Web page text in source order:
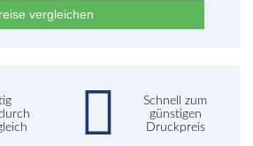
vergleichen
Schnell zum
günstigen
Druckpreis